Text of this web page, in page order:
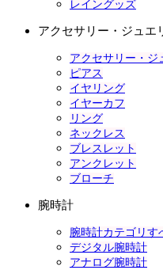
レイングッズ
アクセサリー・ジュエ
アクセサリー・ジ
ピアス
イヤリング
イヤーカフ
リング
ネックレス
ブレスレット
アンクレット
ブローチ
腕時計
腕時計カテゴリす
デジタル腕時計
アナログ腕時計